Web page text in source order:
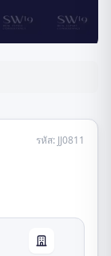
รหัส: JJ0811